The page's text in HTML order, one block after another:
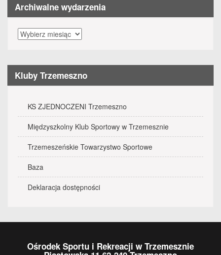
Archiwalne wydarzenia
Archiwalne
wydarzenia
Kluby Trzemeszno
KS ZJEDNOCZENI Trzemeszno
Międzyszkolny Klub Sportowy w Trzemesznie
Trzemeszeńskie Towarzystwo Sportowe
Baza
Deklaracja dostępności
Ośrodek Sportu i Rekreacji w Trzemesznie